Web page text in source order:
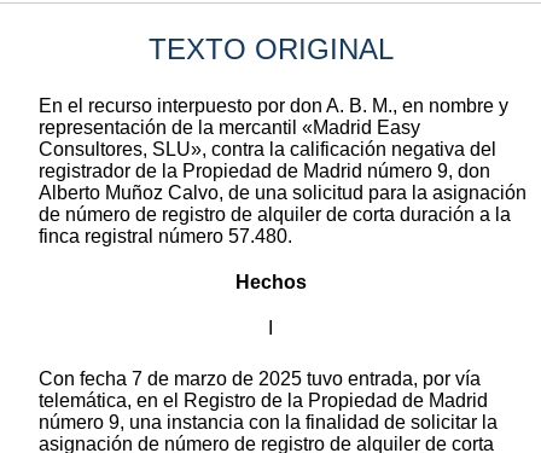
TEXTO ORIGINAL
En el recurso interpuesto por don A. B. M., en nombre y
representación de la mercantil «Madrid Easy
Consultores, SLU», contra la calificación negativa del
registrador de la Propiedad de Madrid número 9, don
Alberto Muñoz Calvo, de una solicitud para la asignación
de número de registro de alquiler de corta duración a la
finca registral número 57.480.
Hechos
Con fecha 7 de marzo de 2025 tuvo entrada, por vía
telemática, en el Registro de la Propiedad de Madrid
número 9, una instancia con la finalidad de solicitar la
asignación de número de registro de alquiler de corta